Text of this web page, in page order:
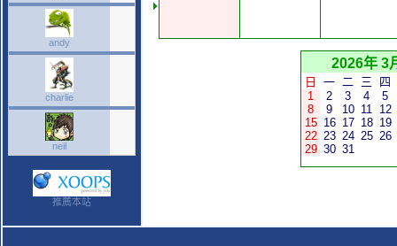
andy
charlie
neil
推薦本站
2026年 3
日 一 二 三
四
1
2 3 4
5
8
9 10 11 12
15 16 17 18 19
22 23 24 25 26
29 30 31